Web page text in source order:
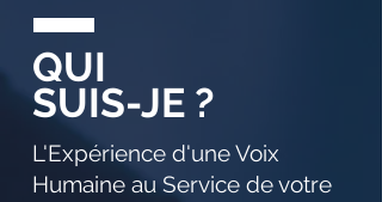
QUI
SUIS-JE ?
L'Expérience d'une Voix
Humaine au Service de votre